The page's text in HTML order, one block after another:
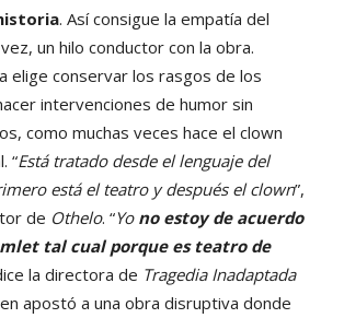
. Así consigue la empatía del
un hilo conductor con la obra.
elige conservar los rasgos de los
intervenciones de humor sin
como muchas veces hace el clown
“Está tratado desde el lenguaje del
está el teatro y después el clown”,
de Othelo. “Yo no estoy de acuerdo
tal cual porque es teatro de
la directora de Tragedia Inadaptada
apostó a una obra disruptiva donde